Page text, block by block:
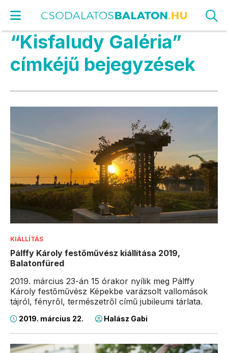
“Kisfaludy Galéria”
címkéjű bejegyzések
KIÁLLÍTÁS
Pálffy Károly festőművész kiállítása 2019,
Balatonfüred
2019. március 23-án 15 órakor nyílik meg Pálffy
Károly festőművész Képekbe varázsolt vallomások
tájról, fényről, természetről című jubileumi tárlata.
2019. március 22. Halász Gabi